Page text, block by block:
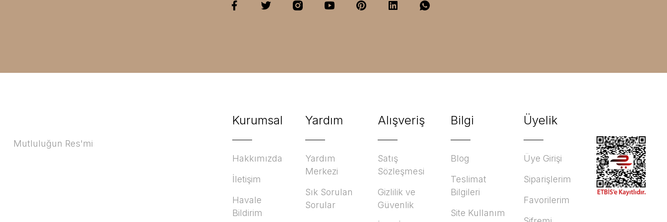
Mutluluğun Res'mi
Kurumsal
Hakkımızda
İletişim
Havale
Bildirim
Yardım
Yardım
Merkezi
Sık Sorulan
Sorular
Alışveriş
Satış
Sözleşmesi
Gizlilik ve
Güvenlik
Bilgi
Blog
Teslimat
Bilgileri
Site Kullanım
Üyelik
Üye Girişi
Siparişlerim
Favorilerim